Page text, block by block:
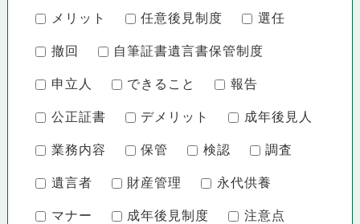
メリット 任意後見制度 選任
撤回 自筆証書遺言書保管制度
申立人 できること 報告
公正証書 デメリット 成年後見人
業務内容 保管 検認 調査
遺言者 財産管理 永代供養
マナー 成年後見制度 注意点